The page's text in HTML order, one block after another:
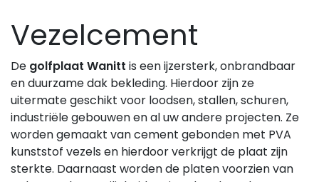
Vezelcement
De golfplaat Wanitt is een ijzersterk, onbrandbaar
en duurzame dak bekleding. Hierdoor zijn ze
uitermate geschikt voor loodsen, stallen, schuren,
industriële gebouwen en al uw andere projecten. Ze
worden gemaakt van cement gebonden met PVA
kunststof vezels en hierdoor verkrijgt de plaat zijn
sterkte. Daarnaast worden de platen voorzien van